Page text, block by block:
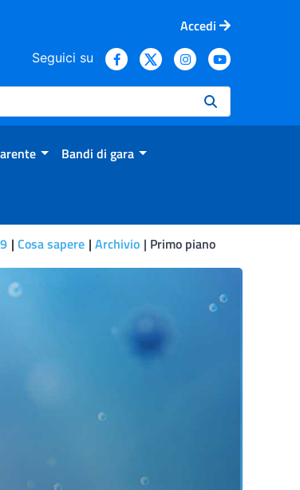
Accedi
Seguici su
Bandi di gara
Cosa sapere Archivio Primo piano